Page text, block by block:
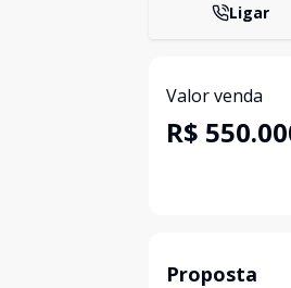
Ligar
Valor venda
R$
Proposta